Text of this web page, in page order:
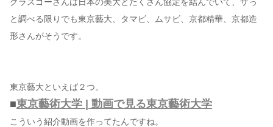
と調べる限りでも東京藝大、タマビ、ムサビ、京都精華、京都造
形さんがそうです。
東京藝大といえば２つ。
■東京藝術大学 | 動画で見る東京藝術大学
こういう紹介動画を作ってたんですね。